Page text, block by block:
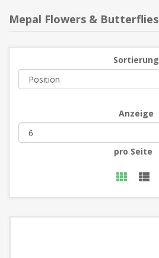
Mepal Flowers & Butterflies
Sortierung
Anzeige
pro Seite